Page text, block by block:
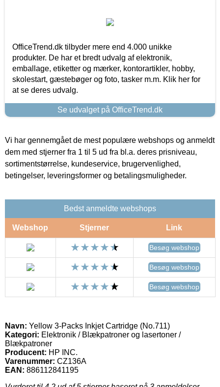
OfficeTrend.dk tilbyder mere end 4.000 unikke
produkter. De har et bredt udvalg af elektronik,
emballage, etiketter og mærker, kontorartikler, hobby,
skolestart, gæstebøger og foto, tasker m.m. Klik her for
at se deres udvalg.
Se udvalget på OfficeTrend.dk
Vi har gennemgået de mest populære webshops og anmeldt
dem med stjerner fra 1 til 5 ud fra bl.a. deres prisniveau,
sortimentstørrelse, kundeservice, brugervenlighed,
betingelser, leveringsformer og betalingsmuligheder.
Bedst anmeldte webshops
Webshop Stjerner Link
Besøg webshop
Besøg webshop
Besøg webshop
Navn: Yellow 3-Packs Inkjet Cartridge (No.711)
Kategori: Elektronik / Blækpatroner og lasertoner /
Blækpatroner
Producent: HP INC.
Varenummer: CZ136A
EAN: 886112841195